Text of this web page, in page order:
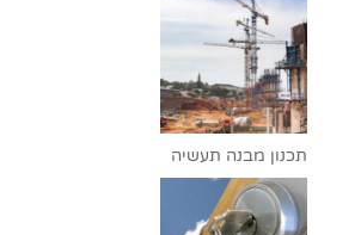
תכנון מבנה תעשיה